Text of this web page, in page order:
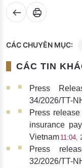
CÁC CHUYÊN MỤC:
CÁC TIN
Press
34/2026/TT-
Press
insurance
Vietnam 11:04,
Press
32/2026/TT-